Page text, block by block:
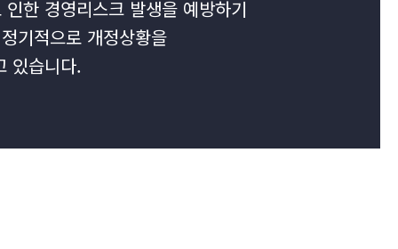
한 경영리스크 발생을 예방하기
기적으로 개정상황을
있습니다.